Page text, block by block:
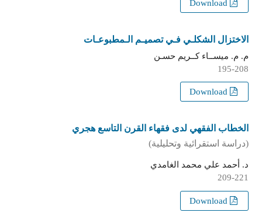
الاختزال الشكلـي فـي تصميـم الـمطبوعـات
م. م. ميســاء كــريم حسـن
195-208
الخطاب الفقهي لدى فقهاء القرن التاسع هجري
(دراسة استقرائية وتحليلية)
د. أحمد علي محمد الغامدي
209-221